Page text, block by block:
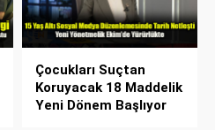
Çocukları Suçtan
Koruyacak 18 Maddelik
Yeni Dönem Başlıyor